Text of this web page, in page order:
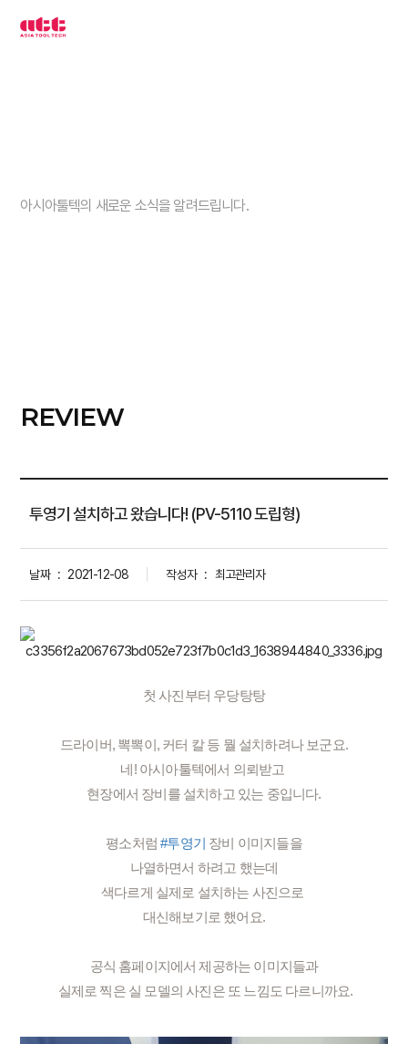
아시아툴텍의 새로운 소식을 알려드립니다.
REVIEW
투영기 설치하고 왔습니다! (PV-5110 도립형)
날짜 : 2021-12-08 작성자 : 최고관리자
첫 사진부터 우당탕탕
드라이버, 뽁뽁이, 커터 칼 등 뭘 설치하려나 보군요.
네! 아시아툴텍에서 의뢰받고
현장에서 장비를 설치하고 있는 중입니다.
평소처럼 #투영기 장비 이미지들을
나열하면서 하려고 했는데
색다르게 실제로 설치하는 사진으로
대신해보기로 했어요.
공식 홈페이지에서 제공하는 이미지들과
실제로 찍은 실 모델의 사진은 또 느낌도 다르니까요.